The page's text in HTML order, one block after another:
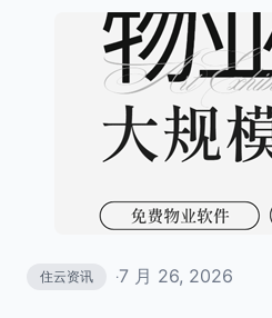
住云资讯 ·7 月 26, 2026